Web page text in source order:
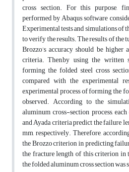
cross section. For this purpose,
performed by Abaqus software
Experimental tests and simulations of
to verify the results. The results of the
Brozzo’s accuracy should be
criteria. Then,by using the written
forming the folded steel cross
compared with the experimental
experimental process of forming the
observed. According to the
aluminum cross-section process,
and Ayada criteria predict the failure
mm, respectively. Therefore,
the Brozzo criterion in predicting
the fracture length of this criterion in
the folded aluminum cross section was